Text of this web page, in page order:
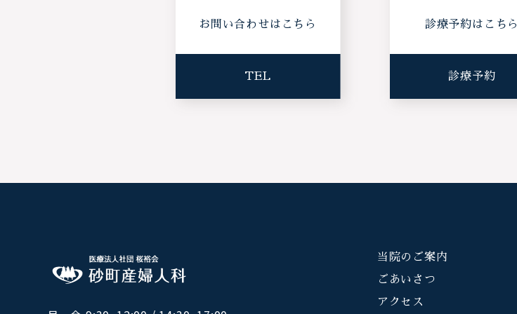
お問い合わせはこちら
TEL
診療予約はこちら
診療予約
当院のご案内
ごあいさつ
アクセス